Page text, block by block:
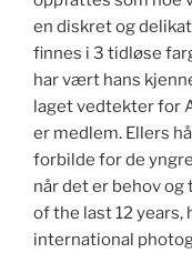
en diskret og
finnes i 3 tidløse
har vært hans
laget vedtekter for
er medlem. Ellers
forbilde for de
når det er behov
of the last 12 years,
international